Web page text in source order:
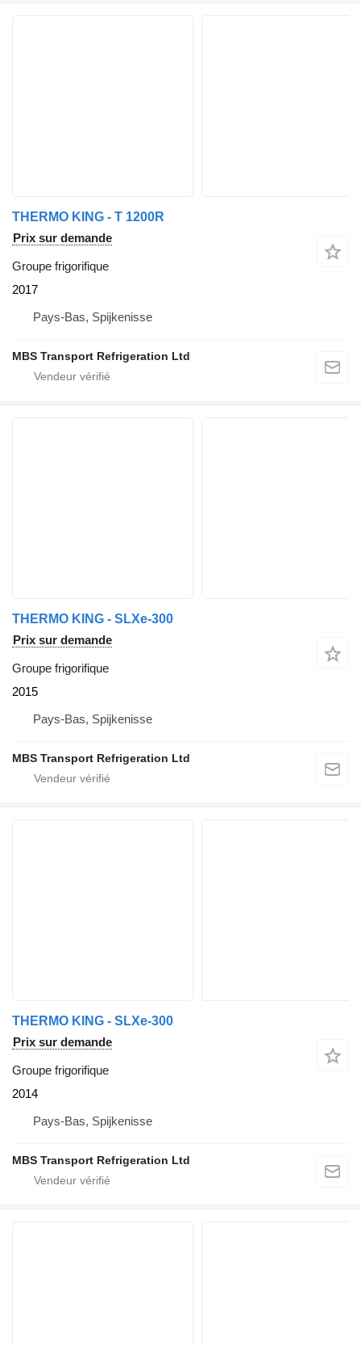
THERMO KING - T 1200R
Prix sur demande
Groupe frigorifique
2017
Pays-Bas, Spijkenisse
MBS Transport Refrigeration Ltd
THERMO KING - SLXe-300
Prix sur demande
Groupe frigorifique
2015
Pays-Bas, Spijkenisse
MBS Transport Refrigeration Ltd
THERMO KING - SLXe-300
Prix sur demande
Groupe frigorifique
2014
Pays-Bas, Spijkenisse
MBS Transport Refrigeration Ltd